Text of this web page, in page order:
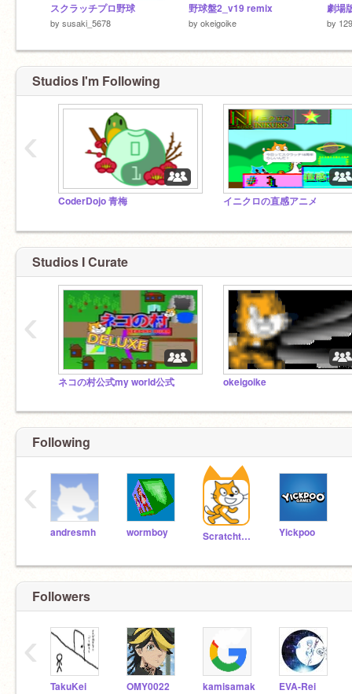
スクラッチプロ野球
by susaki_5678
野球盤2_v19 remix
by okeigoike by
Studios I'm Following
CoderDojo 青梅 イニクロの直感アニメ
‹
Studios I Curate
ネコの村公式my world公式 okeigoike
‹
Following
andresmh wormboy Scratchteam Yickpoo
‹
Followers
TakuKei OMY0022 kamisamak EVA-Rei
‹